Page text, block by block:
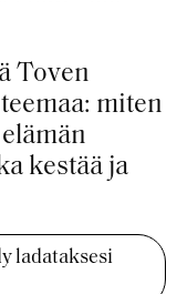
Toven
miten
kestää ja
ladataksesi